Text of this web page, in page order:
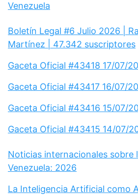
Venezuela
Boletín Legal #6 Julio 2026 |
Martínez | 47.342 suscriptores
Gaceta Oficial #43418 17/07/
Gaceta Oficial #43417 16/07/
Gaceta Oficial #43416 15/07/
Gaceta Oficial #43415 14/07/
Noticias internacionales sobre
Venezuela: 2026
La Inteligencia Artificial como